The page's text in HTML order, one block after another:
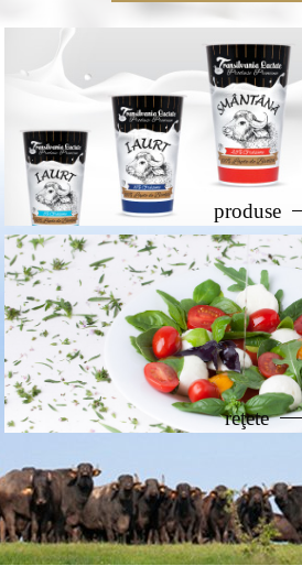
produse
reţete